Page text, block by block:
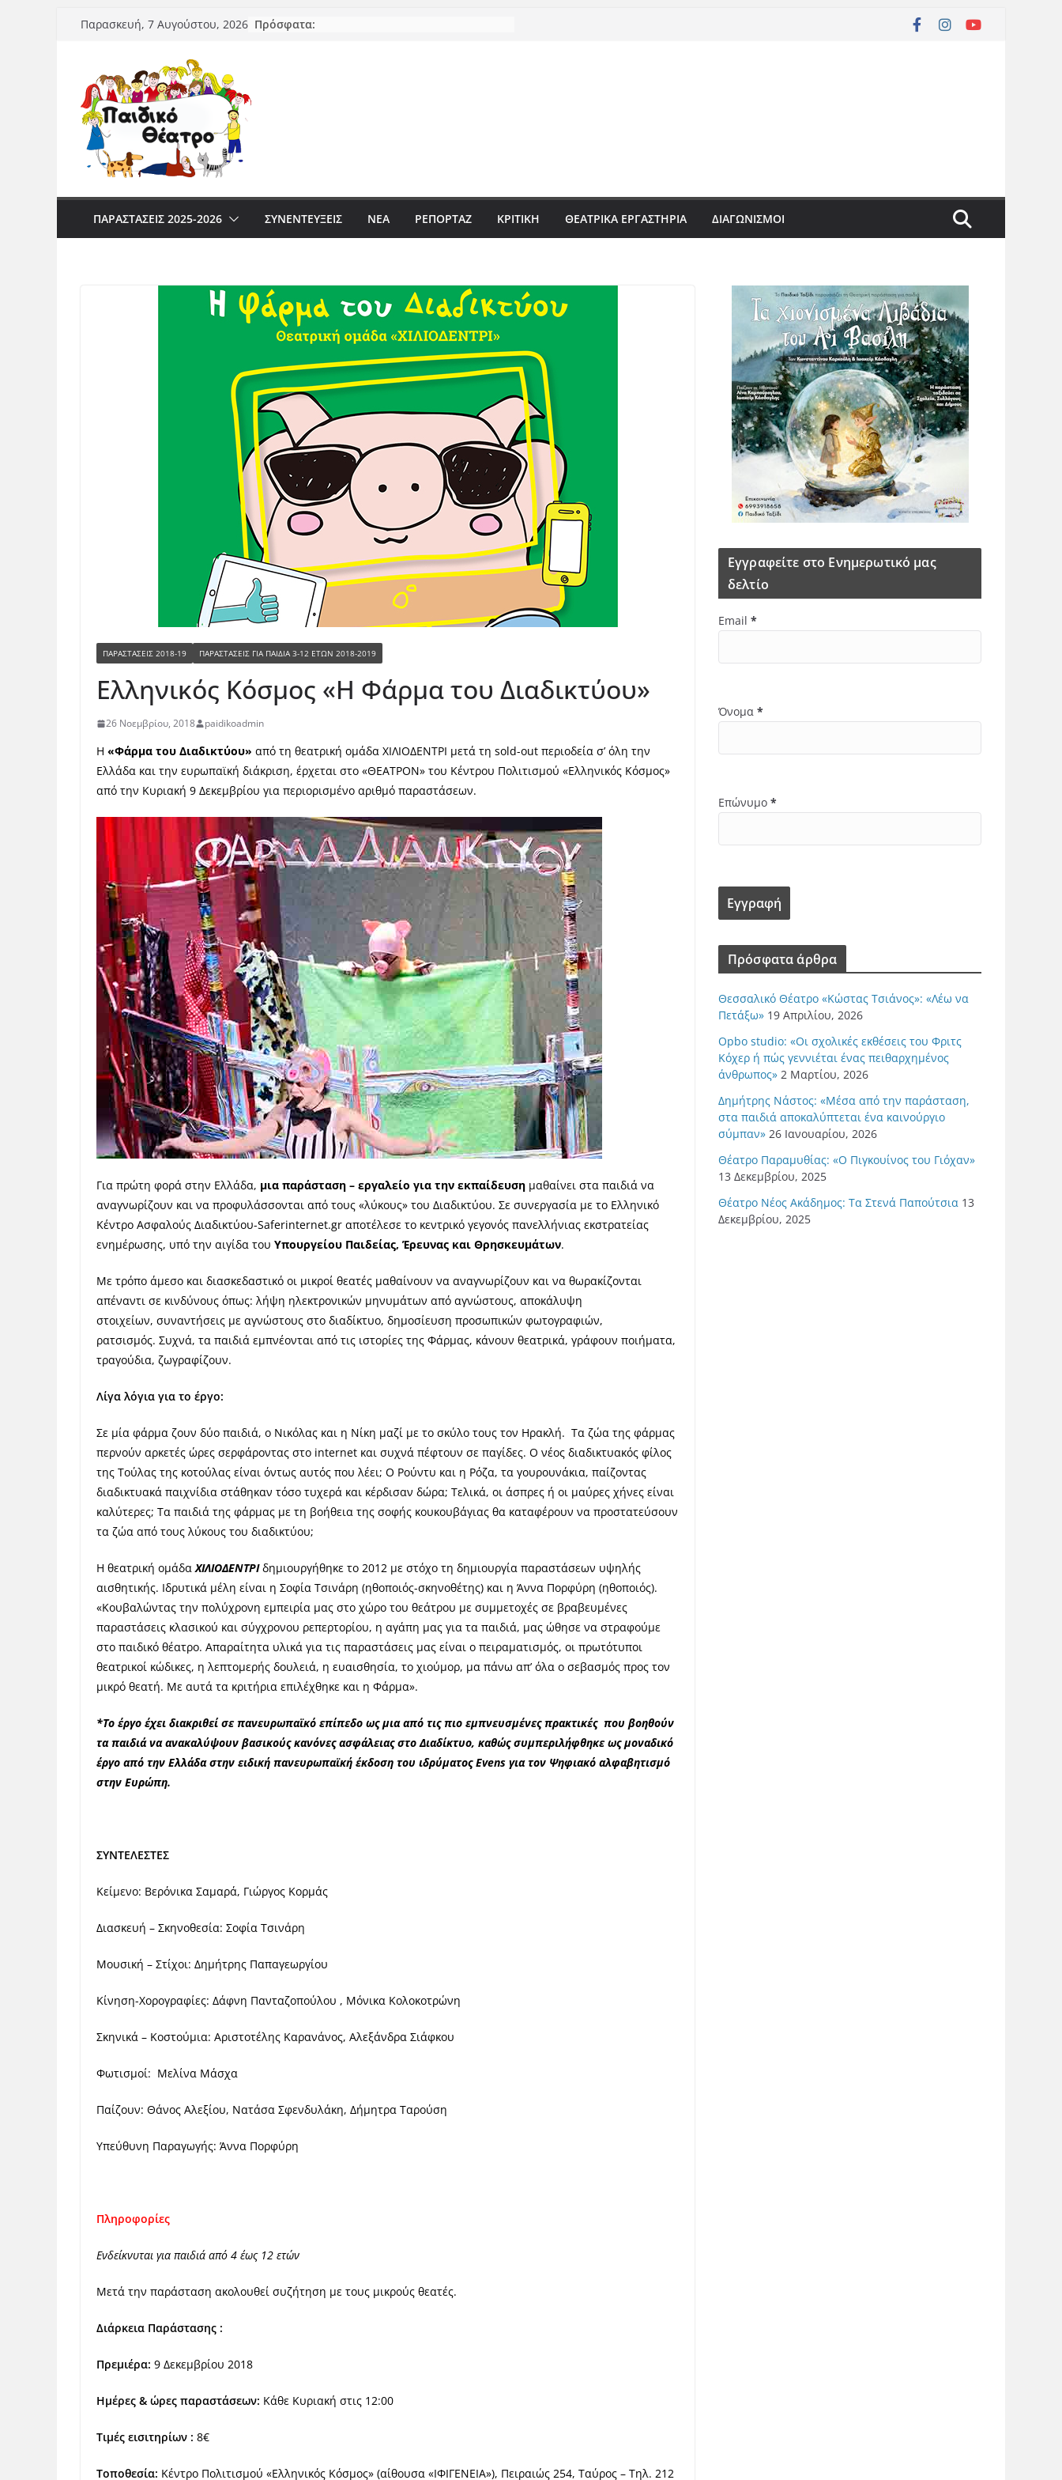
Μετάβαση
Παρασκευή, 7 Αυγούστου, 2026 Πρόσφατα:
ΠΑΡΑΣΤΆΣΕΙΣ 2025-2026 ΣΥΝΕΝΤΕΥΞΕΙΣ ΝΈΑ ΡΕΠΟΡΤΆΖ ΚΡΙΤΙΚΗ ΘΕΑΤΡΙΚΑ ΕΡΓΑΣΤΗΡΙΑ ΔΙΑΓΩΝΙΣΜΟΙ
ΠΑΡΑΣΤΑΣΕΙΣ 2018-19 ΠΑΡΑΣΤΆΣΕΙΣ ΓΙΑ ΠΑΙΔΙΆ 3-12 ΕΤΏΝ 2018-2019
Ελληνικός Κόσμος «Η Φάρμα του Διαδικτύου»
26 Νοεμβρίου, 2018 paidikoadmin
Η «Φάρμα του Διαδικτύου» από τη θεατρική ομάδα ΧΙΛΙΟΔΕΝΤΡΙ μετά τη sold-out περιοδεία σ’ όλη την
Ελλάδα και την ευρωπαϊκή διάκριση, έρχεται στο «ΘΕΑΤΡΟΝ» του Κέντρου Πολιτισμού «Ελληνικός Κόσμος»
από την Κυριακή 9 Δεκεμβρίου για περιορισμένο αριθμό παραστάσεων.
Για πρώτη φορά στην Ελλάδα, μια παράσταση – εργαλείο για την εκπαίδευση μαθαίνει στα παιδιά να
αναγνωρίζουν και να προφυλάσσονται από τους «λύκους» του Διαδικτύου. Σε συνεργασία με το Ελληνικό
Κέντρο Ασφαλούς Διαδικτύου-Saferinternet.gr αποτέλεσε το κεντρικό γεγονός πανελλήνιας εκστρατείας
ενημέρωσης, υπό την αιγίδα του Υπουργείου Παιδείας, Έρευνας και Θρησκευμάτων.
Με τρόπο άμεσο και διασκεδαστικό οι μικροί θεατές μαθαίνουν να αναγνωρίζουν και να θωρακίζονται
απέναντι σε κινδύνους όπως: λήψη ηλεκτρονικών μηνυμάτων από αγνώστους, αποκάλυψη
στοιχείων, συναντήσεις με αγνώστους στο διαδίκτυο, δημοσίευση προσωπικών φωτογραφιών,
ρατσισμός. Συχνά, τα παιδιά εμπνέονται από τις ιστορίες της Φάρμας, κάνουν θεατρικά, γράφουν ποιήματα,
τραγούδια, ζωγραφίζουν.
Λίγα λόγια για το έργο:
Σε μία φάρμα ζουν δύο παιδιά, ο Νικόλας και η Νίκη μαζί με το σκύλο τους τον Ηρακλή. Τα ζώα της φάρμας
περνούν αρκετές ώρες σερφάροντας στο internet και συχνά πέφτουν σε παγίδες. Ο νέος διαδικτυακός φίλος
της Τούλας της κοτούλας είναι όντως αυτός που λέει; Ο Ρούντυ και η Ρόζα, τα γουρουνάκια, παίζοντας
διαδικτυακά παιχνίδια στάθηκαν τόσο τυχερά και κέρδισαν δώρα; Τελικά, οι άσπρες ή οι μαύρες χήνες είναι
καλύτερες; Τα παιδιά της φάρμας με τη βοήθεια της σοφής κουκουβάγιας θα καταφέρουν να προστατεύσουν
τα ζώα από τους λύκους του διαδικτύου;
Η θεατρική ομάδαΧΙΛΙΟΔΕΝΤΡΙδημιουργήθηκε το 2012 με στόχο τη δημιουργία παραστάσεων υψηλής
αισθητικής. Ιδρυτικά μέλη είναι η Σοφία Τσινάρη (ηθοποιός-σκηνοθέτης) και η Άννα Πορφύρη (ηθοποιός).
«Κουβαλώντας την πολύχρονη εμπειρία μας στο χώρο του θεάτρου με συμμετοχές σε βραβευμένες
παραστάσεις κλασικού και σύγχρονου ρεπερτορίου, η αγάπη μας για τα παιδιά, μας ώθησε να στραφούμε
στο παιδικό θέατρο. Απαραίτητα υλικά για τις παραστάσεις μας είναι ο πειραματισμός, οι πρωτότυποι
θεατρικοί κώδικες, η λεπτομερής δουλειά, η ευαισθησία, το χιούμορ, μα πάνω απ’ όλα ο σεβασμός προς τον
μικρό θεατή. Με αυτά τα κριτήρια επιλέχθηκε και η Φάρμα».
*Το έργο έχει διακριθεί σε πανευρωπαϊκό επίπεδο ως μια από τις πιο εμπνευσμένες πρακτικές που βοηθούν
τα παιδιά να ανακαλύψουν βασικούς κανόνες ασφάλειας στο Διαδίκτυο, καθώς συμπεριλήφθηκε ως μοναδικό
έργο από την Ελλάδα στην ειδική πανευρωπαϊκή έκδοση του ιδρύματος Evens για τον Ψηφιακό αλφαβητισμό
στην Ευρώπη.
ΣΥΝΤΕΛΕΣΤΕΣ
Κείμενο: Βερόνικα Σαμαρά, Γιώργος Κορμάς
Διασκευή – Σκηνοθεσία: Σοφία Τσινάρη
Μουσική – Στίχοι: Δημήτρης Παπαγεωργίου
Κίνηση-Χορογραφίες: Δάφνη Πανταζοπούλου , Μόνικα Κολοκοτρώνη
Σκηνικά – Κοστούμια: Αριστοτέλης Καρανάνος, Αλεξάνδρα Σιάφκου
Φωτισμοί: Μελίνα Μάσχα
Παίζουν: Θάνος Αλεξίου, Νατάσα Σφενδυλάκη, Δήμητρα Ταρούση
Υπεύθυνη Παραγωγής: Άννα Πορφύρη
Πληροφορίες
Ενδείκνυται για παιδιά από 4 έως 12 ετών
Μετά την παράσταση ακολουθεί συζήτηση με τους μικρούς θεατές.
Διάρκεια Παράστασης :
Πρεμιέρα: 9 Δεκεμβρίου 2018
Ημέρες & ώρες παραστάσεων: Κάθε Κυριακή στις 12:00
Τιμές εισιτηρίων : 8€
Τοποθεσία: Κέντρο Πολιτισμού «Ελληνικός Κόσμος» (αίθουσα «ΙΦΙΓΕΝΕΙΑ»), Πειραιώς 254, Ταύρος – Τηλ. 212
Εγγραφείτε στο Ενημερωτικό μας
δελτίο
Email *
Όνομα *
Επώνυμο *
Πρόσφατα άρθρα
Θεσσαλικό Θέατρο «Κώστας Τσιάνος»: «Λέω να
Πετάξω» 19 Απριλίου, 2026
Opbo studio: «Οι σχολικές εκθέσεις του Φριτς
Κόχερ ή πώς γεννιέται ένας πειθαρχημένος
άνθρωπος» 2 Μαρτίου, 2026
Δημήτρης Νάστος: «Μέσα από την παράσταση,
στα παιδιά αποκαλύπτεται ένα καινούργιο
σύμπαν» 26 Ιανουαρίου, 2026
Θέατρο Παραμυθίας: «Ο Πιγκουίνος του Γιόχαν»
13 Δεκεμβρίου, 2025
Θέατρο Νέος Ακάδημος: Τα Στενά Παπούτσια 13
Δεκεμβρίου, 2025